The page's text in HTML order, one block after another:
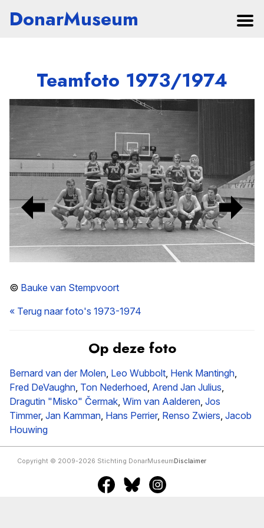
DonarMuseum
Teamfoto 1973/1974
© Bauke van Stempvoort
« Terug naar foto's 1973-1974
Op deze foto
Bernard van der Molen, Leo Wubbolt, Henk Mantingh,
Fred DeVaughn, Ton Nederhoed, Arend Jan Julius,
Dragutin "Misko" Čermak, Wim van Aalderen, Jos
Timmer, Jan Kamman, Hans Perrier, Renso Zwiers, Jacob
Houwing
Copyright © 2009-2026 Stichting DonarMuseum Disclaimer